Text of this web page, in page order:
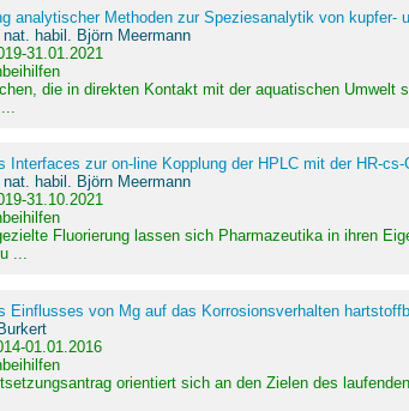
analytischer Methoden zur Speziesanalytik von
nat. habil. Björn Meermann
31.01.2021
die in direkten Kontakt mit der aquatischen Umwelt
Interfaces zur on-line Kopplung der HPLC mit der HR-
nat. habil. Björn Meermann
31.10.2021
Fluorierung lassen sich Pharmazeutika in ihren
...
Einflusses von Mg auf das Korrosionsverhalten
01.01.2016
orientiert sich an den Zielen des